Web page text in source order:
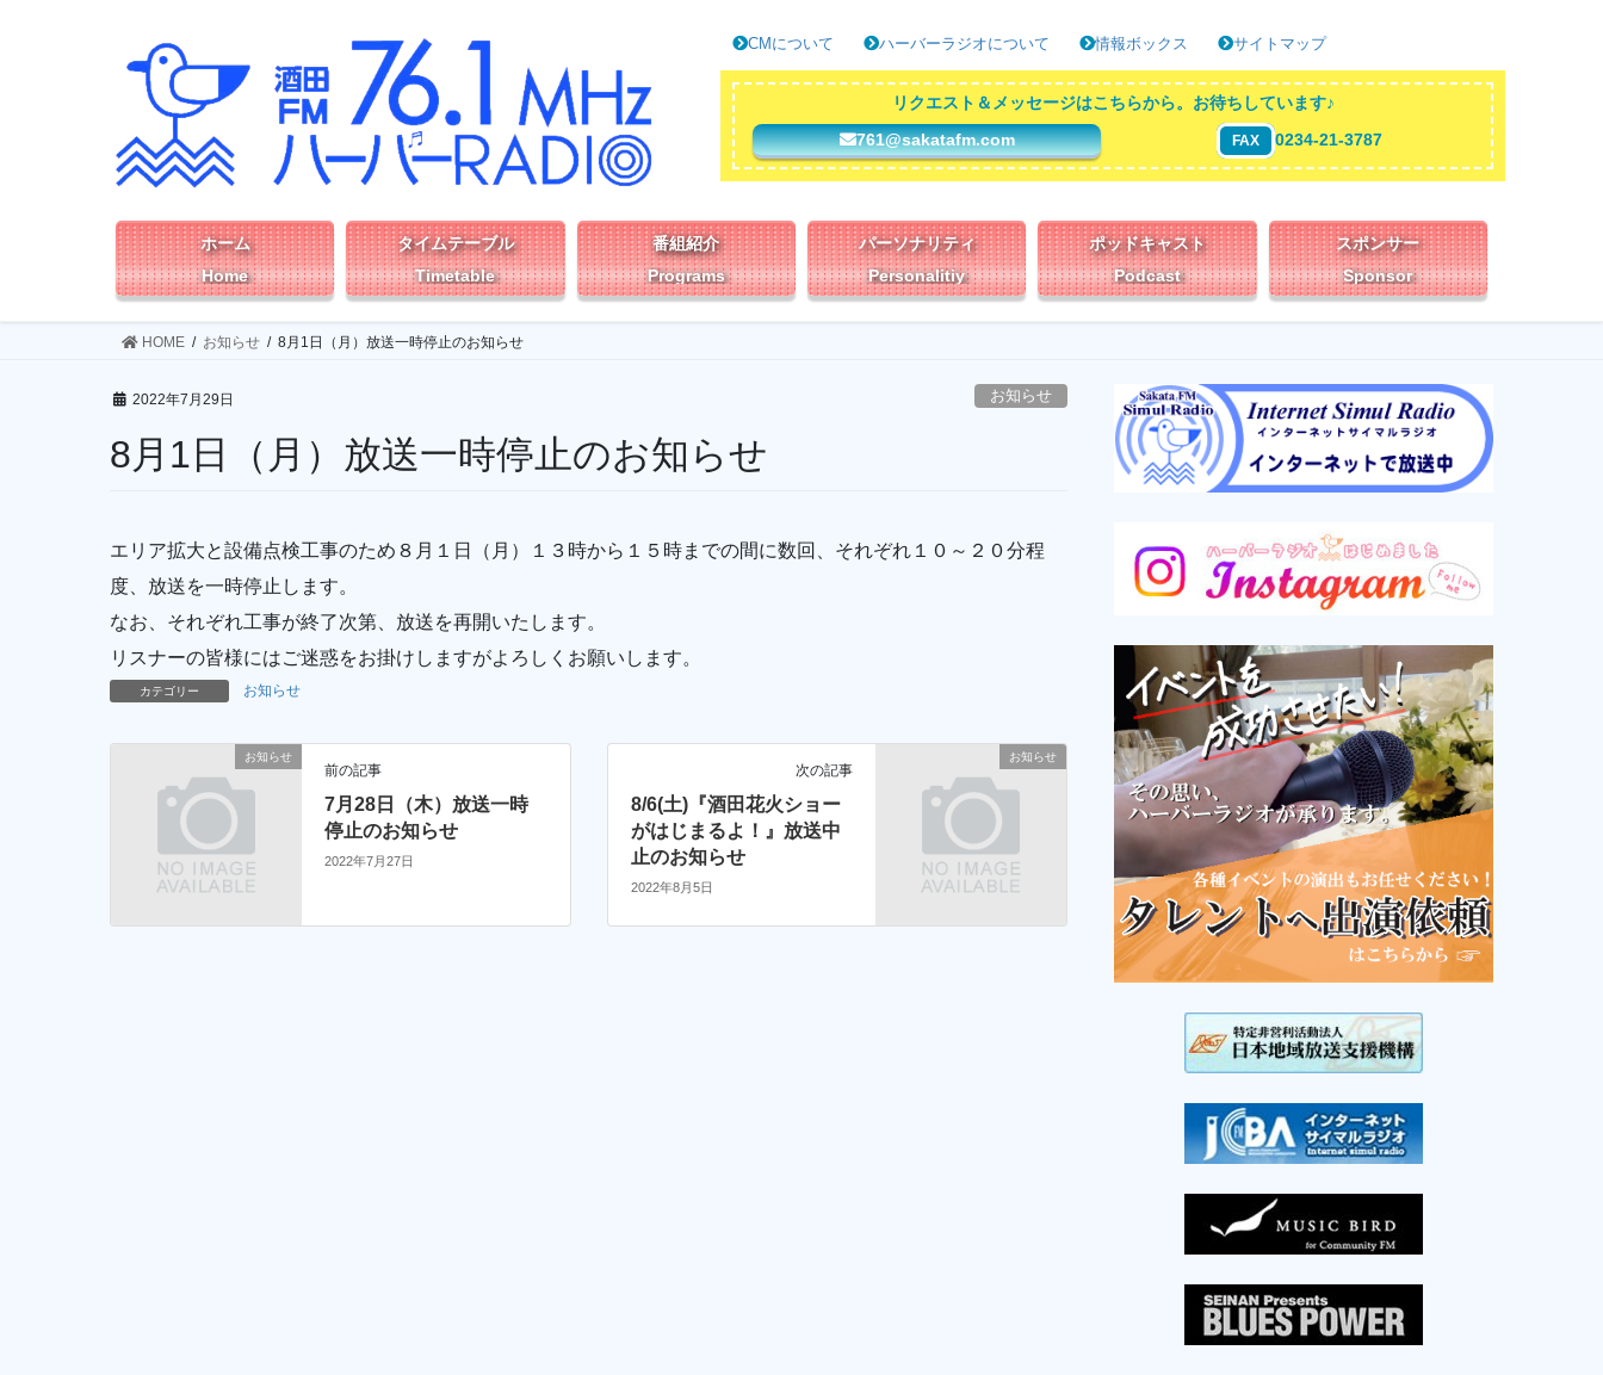
CMについて ハーバーラジオについて 情報ボックス サイトマップ
リクエスト＆メッセージはこちらから。お待ちしています♪
761@sakatafm.com
FAX 0234-21-3787
ホーム
Home
タイムテーブル
Timetable
番組紹介
Programs
パーソナリティ
Personalitiy
ポッドキャスト
Podcast
スポンサー
Sponsor
HOME お知らせ 8月1日（月）放送一時停止のお知らせ
2022年7月29日 お知らせ
8月1日（月）放送一時停止のお知らせ
エリア拡大と設備点検工事のため８月１日（月）１３時から１５時までの間に数回、それぞれ１０～２０分程
度、放送を一時停止します。
なお、それぞれ工事が終了次第、放送を再開いたします。
リスナーの皆様にはご迷惑をお掛けしますがよろしくお願いします。
カテゴリー お知らせ
お知らせ
前の記事
7月28日（木）放送一時
停止のお知らせ
2022年7月27日
お知らせ
次の記事
8/6(土)『酒田花火ショー
がはじまるよ！』放送中
止のお知らせ
2022年8月5日